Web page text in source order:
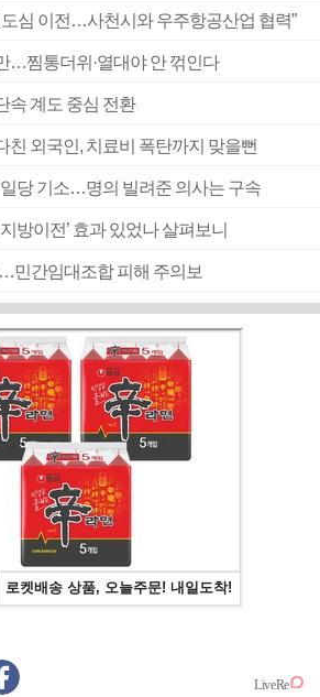
심 이전…사천시와 우주항공산업 협력”
…찜통더위·열대야 안 꺾인다
속 계도 중심 전환
친 외국인, 치료비 폭탄까지 맞을뻔
일당 기소…명의 빌려준 의사는 구속
방이전’ 효과 있었나 살펴보니
민간임대조합 피해 주의보